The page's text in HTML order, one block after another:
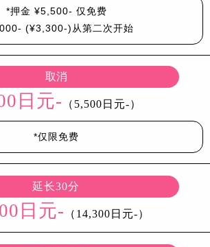
*押金 ¥5,500- 仅免费
(¥3,300-)从第二次开始
取消
日元- （5,500日元-）
*仅限免费
延长30分
日元- （14,300日元-）